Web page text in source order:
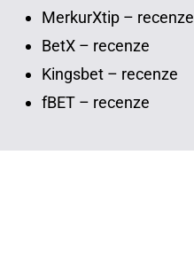
MerkurXtip – recenze
BetX – recenze
Kingsbet – recenze
fBET – recenze